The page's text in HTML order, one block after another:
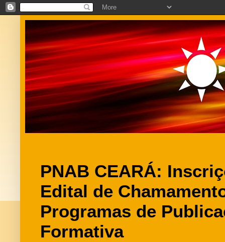
PNAB CEARÁ:
Edital de
Programas de
Formativa